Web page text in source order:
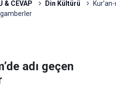
& CEVAP Din Kültürü
Kur’an-ı
adı geçen